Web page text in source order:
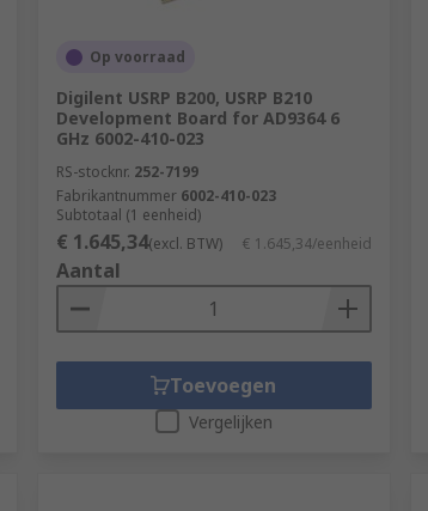
Op voorraad
Digilent USRP B200, USRP B210
Development Board for AD9364 6
GHz 6002-410-023
RS-stocknr. 252-7199
Fabrikantnummer 6002-410-023
Subtotaal (1 eenheid)
€ 1.645,34(excl. BTW) € 1.645,34/eenheid
Aantal
Toevoegen
Vergelijken